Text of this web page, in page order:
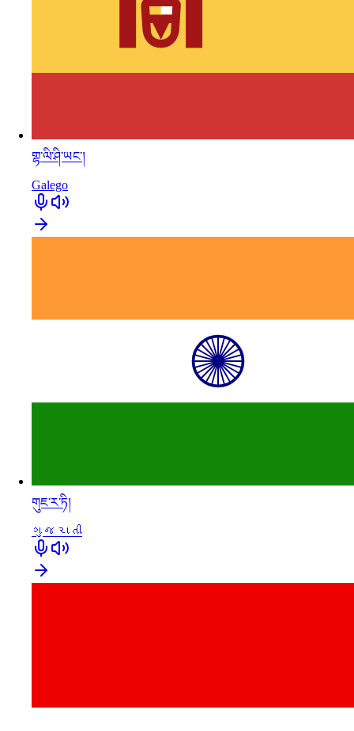
གྷ་ལི་ཤི་ཡང་།
Galego
གུཇ་ར་ཏི།
ગુજરાતી